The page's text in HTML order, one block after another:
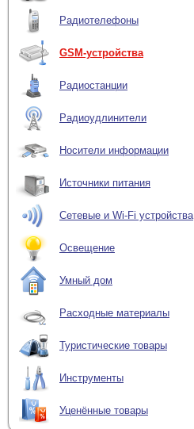
Радиотелефоны
GSM-устройства
Радиостанции
Радиоудлинители
Носители информации
Источники питания
Сетевые и Wi-Fi устройства
Освещение
Умный дом
Расходные материалы
Туристические товары
Инструменты
Уценённые товары